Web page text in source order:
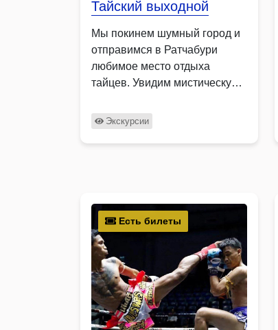
Тайский выходной
Мы покинем шумный город и
отправимся в Ратчабури
любимое место отдыха
тайцев. Увидим мистическую
образами и посетим …
Экскурсии
Есть билеты